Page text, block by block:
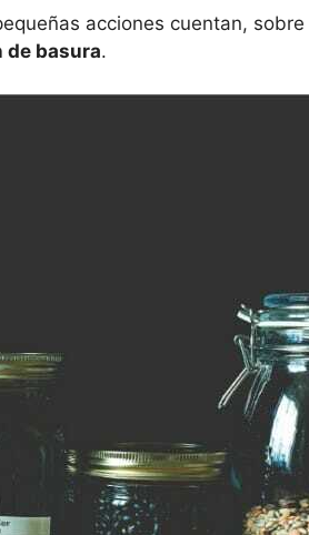
acciones cuentan,
de basura.